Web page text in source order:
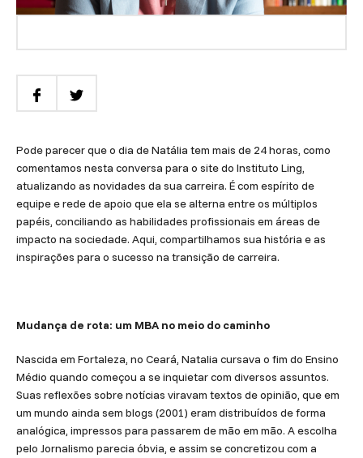
Pode parecer que o dia de Natália tem mais de 24 horas, como
comentamos nesta conversa para o site do Instituto Ling,
atualizando as novidades da sua carreira. É com espírito de
equipe e rede de apoio que ela se alterna entre os múltiplos
papéis, conciliando as habilidades profissionais em áreas de
impacto na sociedade. Aqui, compartilhamos sua história e as
inspirações para o sucesso na transição de carreira.
Mudança de rota: um MBA no meio do caminho
Nascida em Fortaleza, no Ceará, Natalia cursava o fim do Ensino
Médio quando começou a se inquietar com diversos assuntos.
Suas reflexões sobre notícias viravam textos de opinião, que em
um mundo ainda sem blogs (2001) eram distribuídos de forma
analógica, impressos para passarem de mão em mão. A escolha
pelo Jornalismo parecia óbvia, e assim se concretizou com a